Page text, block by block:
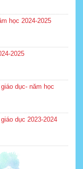
học 2024-2025
2025
dục- năm học
dục 2023-2024